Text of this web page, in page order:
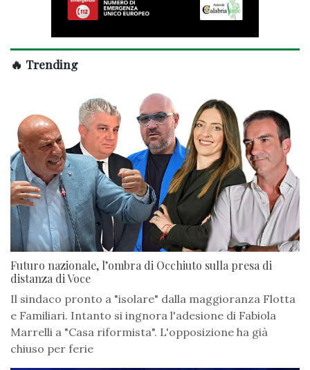
🔥 Trending
Futuro nazionale, l’ombra di Occhiuto sulla presa di
distanza di Voce
Il sindaco pronto a "isolare" dalla maggioranza Flotta
e Familiari. Intanto si ingnora l'adesione di Fabiola
Marrelli a "Casa riformista". L'opposizione ha già
chiuso per ferie